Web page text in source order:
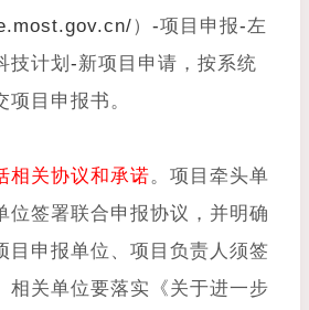
） -项目申报-左
技计划 -新项目申请，按系统
目申报书。
相关协议和承诺。项目牵头单
位签署联合申报协议，并明确
目申报单位、项目负责人须签
相关单位要落实《关于进一步